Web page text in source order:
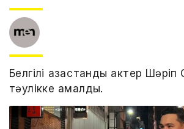
Белгілі қазақстандық актер Шәріп
тәулікке қамалды.